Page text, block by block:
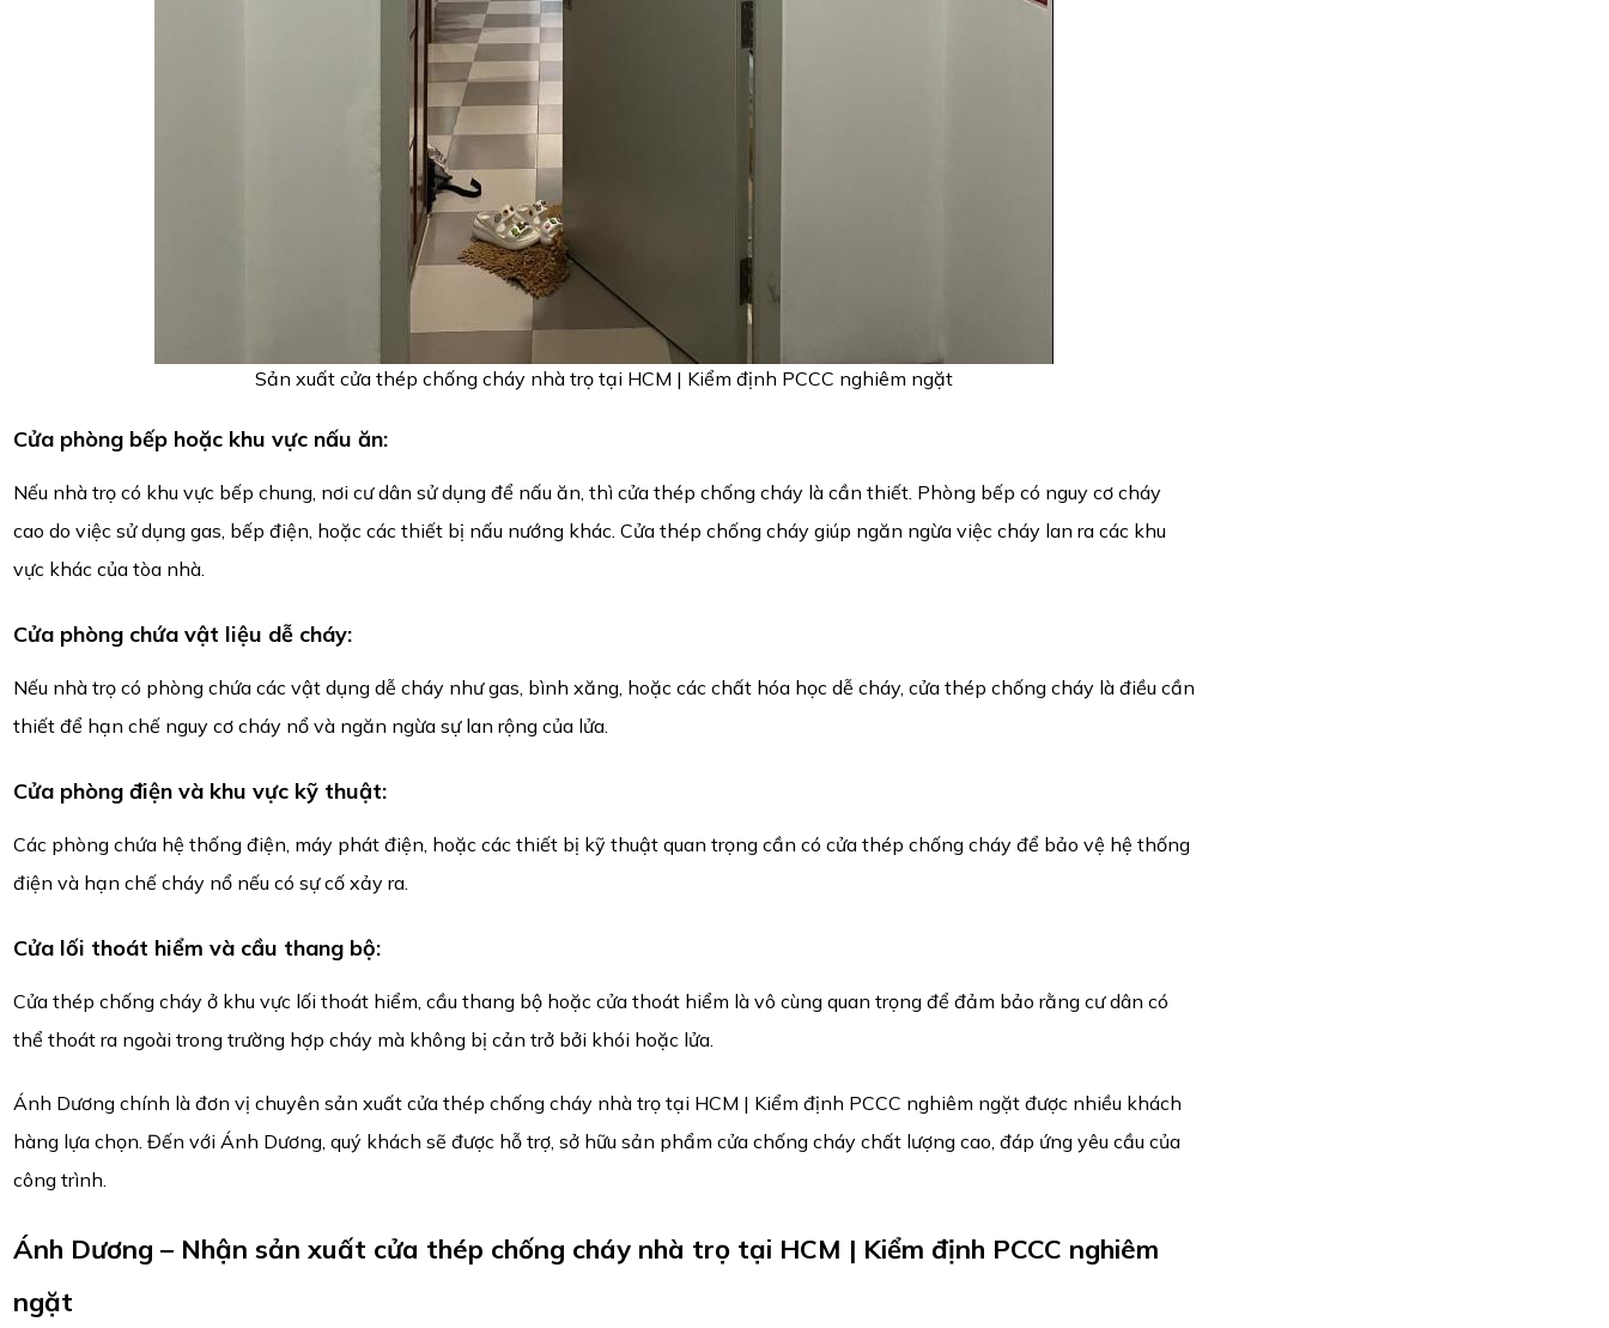
Sản xuất cửa thép chống cháy nhà trọ tại HCM | Kiểm định PCCC nghiêm ngặt
Cửa phòng bếp hoặc khu vực nấu ăn:
Nếu nhà trọ có khu vực bếp chung, nơi cư dân sử dụng để nấu ăn, thì cửa thép chống cháy là cần thiết. Phòng bếp có nguy cơ cháy
cao do việc sử dụng gas, bếp điện, hoặc các thiết bị nấu nướng khác. Cửa thép chống cháy giúp ngăn ngừa việc cháy lan ra các khu
vực khác của tòa nhà.
Cửa phòng chứa vật liệu dễ cháy:
Nếu nhà trọ có phòng chứa các vật dụng dễ cháy như gas, bình xăng, hoặc các chất hóa học dễ cháy, cửa thép chống cháy là điều cần
thiết để hạn chế nguy cơ cháy nổ và ngăn ngừa sự lan rộng của lửa.
Cửa phòng điện và khu vực kỹ thuật:
Các phòng chứa hệ thống điện, máy phát điện, hoặc các thiết bị kỹ thuật quan trọng cần có cửa thép chống cháy để bảo vệ hệ thống
điện và hạn chế cháy nổ nếu có sự cố xảy ra.
Cửa lối thoát hiểm và cầu thang bộ:
Cửa thép chống cháy ở khu vực lối thoát hiểm, cầu thang bộ hoặc cửa thoát hiểm là vô cùng quan trọng để đảm bảo rằng cư dân có
thể thoát ra ngoài trong trường hợp cháy mà không bị cản trở bởi khói hoặc lửa.
Ánh Dương chính là đơn vị chuyên sản xuất cửa thép chống cháy nhà trọ tại HCM | Kiểm định PCCC nghiêm ngặt được nhiều khách
hàng lựa chọn. Đến với Ánh Dương, quý khách sẽ được hỗ trợ, sở hữu sản phẩm cửa chống cháy chất lượng cao, đáp ứng yêu cầu của
công trình.
Ánh Dương – Nhận sản xuất cửa thép chống cháy nhà trọ tại HCM | Kiểm định PCCC nghiêm
ngặt